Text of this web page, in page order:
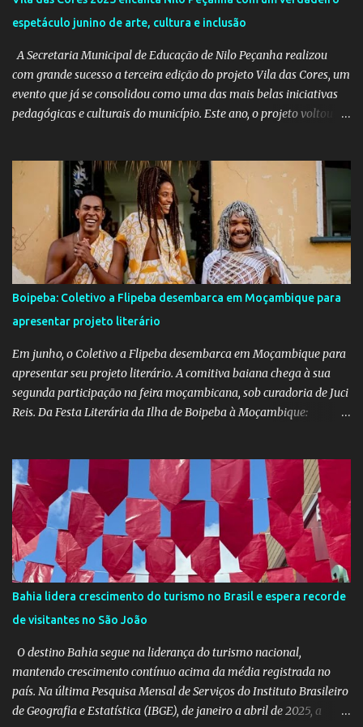
espetáculo junino de arte, cultura e inclusão
A Secretaria Municipal de Educação de Nilo Peçanha realizou
com grande sucesso a terceira edição do projeto Vila das Cores, um
evento que já se consolidou como uma das mais belas iniciativas
pedagógicas e culturais do município. Este ano, o projeto voltou a
criatividade e tradição. Entre os dias 16 e 18 de junho, o clima
junino tomou conta das comunidades de Barra dos Carvalhos e
São Francisco, passando por São Benedito e encerrando com
grande estilo na sede do município. Em cada local, os alunos
deram um verdadeiro show de participação e animação, com
apresentações marcadas por muito forró, cores vibrantes, danças
típicas, encenações e um forte espírito de celebração. O projeto é
mais do que uma atividade cultural: é um movimento educativo e
social que une arte, identidade e inclusão. Com o apoio irrestrito
da equipe da Secretaria de Educação e a colaboração de di...
Boipeba: Coletivo a Flipeba desembarca em Moçambique para
apresentar projeto literário
Em junho, o Coletivo a Flipeba desembarca em Moçambique para
apresentar seu projeto literário. A comitiva baiana chega à sua
segunda participação na feira moçambicana, sob curadoria de Juci
Reis. Da Festa Literária da Ilha de Boipeba à Moçambique:
— levará ao continente africano o projeto Escrita Viajante e as
Diversidades Culturais Diaspóricas, representando o Coletivo
Flipeba na Feira do Livro de Maputo, que acontece de 16 a 20 de
junho, reunindo importantes nomes da literatura africana e
mundial. O projeto busca fomentar a leitura e a produção literária
a partir de experiências de viagem conectadas à diáspora africana.
Como desdobramento, será lançado durante a feira o livro
Confissões de Viajante (Sem Grana), estreia de Manoela no
mercado editorial independente. A obra já está em sua terceira
edição e alcançou o primeiro lugar em vendas na categoria
Viagens –...
Bahia lidera crescimento do turismo no Brasil e espera recorde
de visitantes no São João
O destino Bahia segue na liderança do turismo nacional,
mantendo crescimento contínuo acima da média registrada no
país. Na última Pesquisa Mensal de Serviços do Instituto Brasileiro
de Geografia e Estatística (IBGE), de janeiro a abril de 2025, a